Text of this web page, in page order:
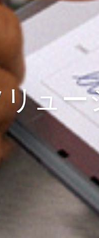
ュー